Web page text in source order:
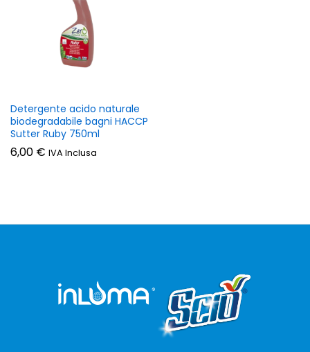
Detergente acido naturale
biodegradabile bagni HACCP
Sutter Ruby 750ml
6,00 € IVA Inclusa